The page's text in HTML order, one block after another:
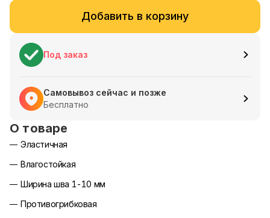
Добавить в корзину
Под заказ
Самовывоз сейчас и позже
Бесплатно
О товаре
Эластичная
Влагостойкая
Ширина шва 1-10 мм
Противогрибковая